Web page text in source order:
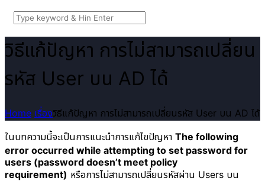
วิธีแก้ปัญหา การไม่สามารถเปลี่ยน
รหัส User บน AD ได้
Home เรื่องวิธีแก้ปัญหา การไม่สามารถเปลี่ยนรหัส User บน AD ได้
ในบทความนี้จะเป็นการแนะนำการแก้ไขปัญหา The following
error occurred while attempting to set password for
users (password doesn’t meet policy
requirement) หรือการไม่สามารถเปลี่ยนรหัสผ่าน Users บน